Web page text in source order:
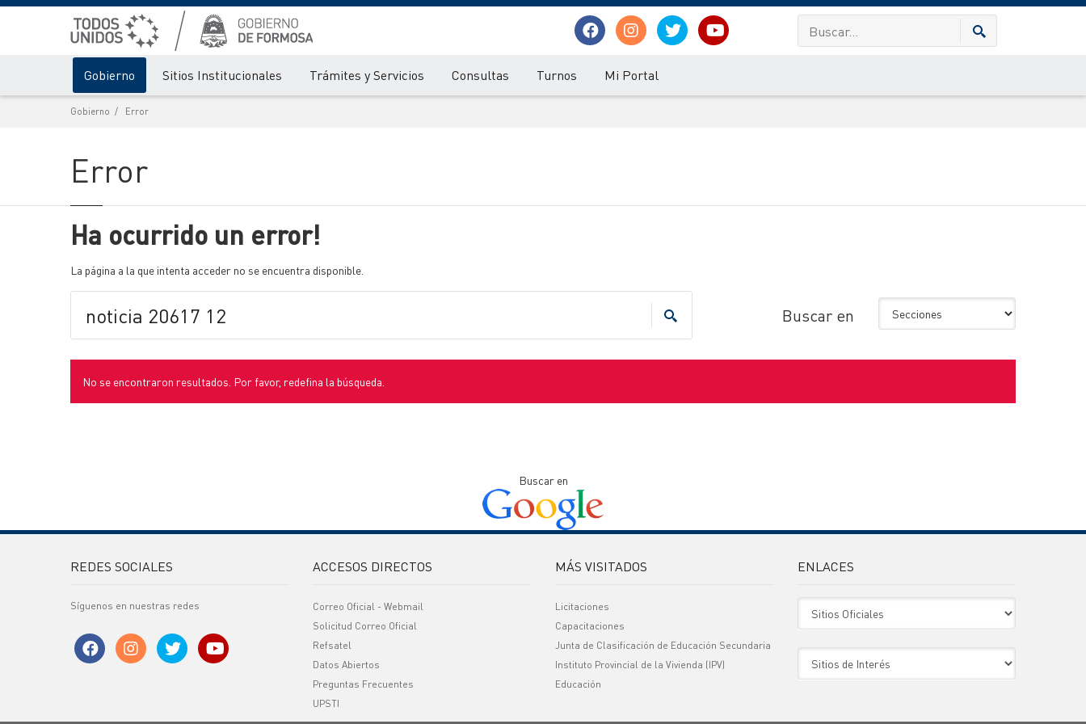
Gobierno Sitios Institucionales Trámites y Servicios Consultas Turnos Mi Portal
Gobierno Error
Error
Ha ocurrido un error!
La página a la que intenta acceder no se encuentra disponible.
Buscar en
No se encontraron resultados. Por favor, redefina la búsqueda.
Buscar en
REDES SOCIALES
Síguenos en nuestras redes
ACCESOS DIRECTOS
Correo Oficial - Webmail
Solicitud Correo Oficial
Refsatel
Datos Abiertos
Preguntas Frecuentes
UPSTI
MÁS VISITADOS
Licitaciones
Capacitaciones
Junta de Clasificación de Educación Secundaria
Instituto Provincial de la Vivienda (IPV)
Educación
ENLACES